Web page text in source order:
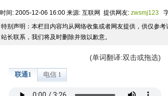
时间: 2005-12-06 16:00 来源: 互联网 提供网友: zwsmj123
特别声明：本栏目内容均从网络收集或者网友提供，供仅参
站长联系，我们将及时删除并致以歉意。
(单词翻译:双击或拖选)